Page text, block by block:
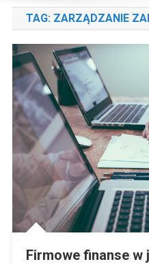
TAG: ZARZĄDZANIE
Firmowe finanse w